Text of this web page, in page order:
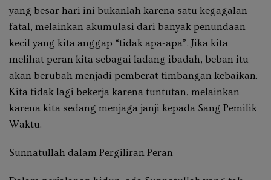
yang besar hari ini bukanlah karena satu kegagalan
fatal, melainkan akumulasi dari banyak penundaan
kecil yang kita anggap “tidak apa-apa”. Jika kita
melihat peran kita sebagai ladang ibadah, beban itu
akan berubah menjadi pemberat timbangan kebaikan.
Kita tidak lagi bekerja karena tuntutan, melainkan
karena kita sedang menjaga janji kepada Sang Pemilik
Waktu.
Sunnatullah dalam Pergiliran Peran